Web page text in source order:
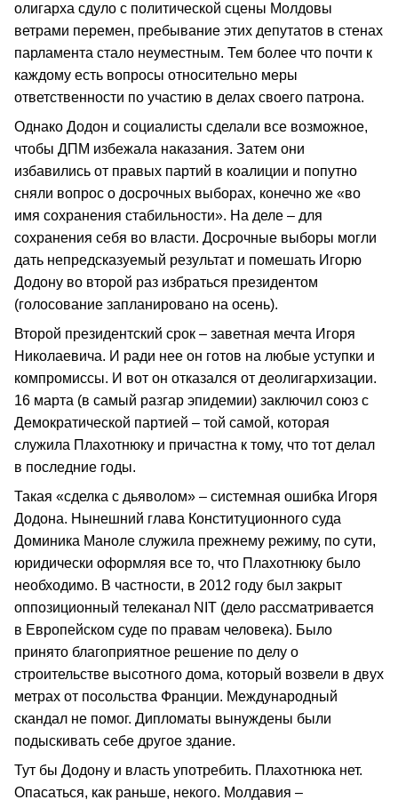
олигарха сдуло с политической сцены Молдовы
ветрами перемен, пребывание этих депутатов в стенах
парламента стало неуместным. Тем более что почти к
каждому есть вопросы относительно меры
ответственности по участию в делах своего патрона.
Однако Додон и социалисты сделали все возможное,
чтобы ДПМ избежала наказания. Затем они
избавились от правых партий в коалиции и попутно
сняли вопрос о досрочных выборах, конечно же «во
имя сохранения стабильности». На деле – для
сохранения себя во власти. Досрочные выборы могли
дать непредсказуемый результат и помешать Игорю
Додону во второй раз избраться президентом
(голосование запланировано на осень).
Второй президентский срок – заветная мечта Игоря
Николаевича. И ради нее он готов на любые уступки и
компромиссы. И вот он отказался от деолигархизации.
16 марта (в самый разгар эпидемии) заключил союз с
Демократической партией – той самой, которая
служила Плахотнюку и причастна к тому, что тот делал
в последние годы.
Такая «сделка с дьяволом» – системная ошибка Игоря
Додона. Нынешний глава Конституционного суда
Доминика Маноле служила прежнему режиму, по сути,
юридически оформляя все то, что Плахотнюку было
необходимо. В частности, в 2012 году был закрыт
оппозиционный телеканал NIT (дело рассматривается
в Европейском суде по правам человека). Было
принято благоприятное решение по делу о
строительстве высотного дома, который возвели в двух
метрах от посольства Франции. Международный
скандал не помог. Дипломаты вынуждены были
подыскивать себе другое здание.
Тут бы Додону и власть употребить. Плахотнюка нет.
Опасаться, как раньше, некого. Молдавия –